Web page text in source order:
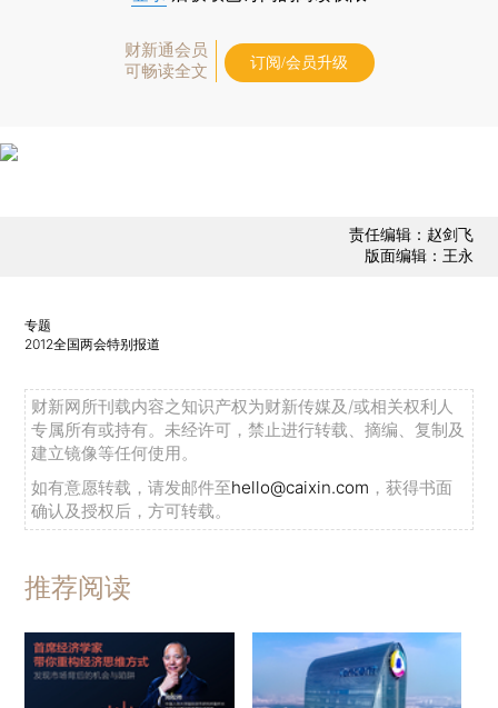
财新通会员
可畅读全文
订阅/会员升级
责任编辑：赵剑飞
版面编辑：王永
专题
2012全国两会特别报道
财新网所刊载内容之知识产权为财新传媒及/或相关权利人
专属所有或持有。未经许可，禁止进行转载、摘编、复制及
建立镜像等任何使用。
如有意愿转载，请发邮件至hello@caixin.com ，获得书面
确认及授权后，方可转载。
推荐阅读